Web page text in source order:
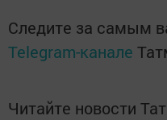
Следите за самым
Telegram-канале
Читайте новости